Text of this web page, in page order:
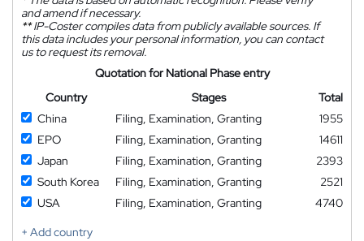
and amend if necessary.
**IP-Coster compiles data from publicly available sources. If
this data includes your personal information, you can contact
us to request its removal.
Quotation for National Phase entry
Country
Stages
Total
China
Filing, Examination, Granting
1955
EPO
Filing, Examination, Granting
14611
Japan
Filing, Examination, Granting
2393
South Korea
Filing, Examination, Granting
2521
USA
Filing, Examination, Granting
4740
+ Add country